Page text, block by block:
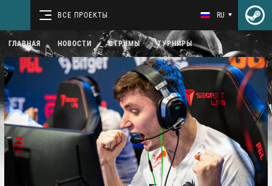
ВСЕ ПРОЕКТЫ RU
ГЛАВНАЯ НОВОСТИ СТРИМЫ ТУРНИРЫ